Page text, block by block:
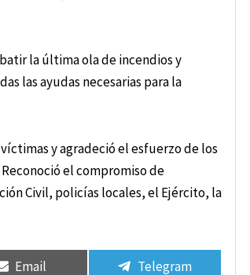
la última ola de incendios y
las ayudas necesarias para la
y agradeció el esfuerzo de los
el compromiso de
Civil, policías locales, el Ejército, la
Email Telegram